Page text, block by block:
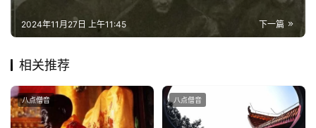
录
教
术
下一篇
2024年11月27日 上午11:45
相关推荐
八点僧音 八点僧音